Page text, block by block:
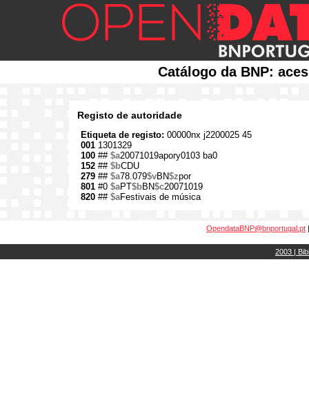
Catálogo da BNP:
Registo de autoridade
Etiqueta de registo: 00000nx j2200025 45
001 1301329
100 ## $a20071019apory0103 ba0
152 ## $bCDU
279 ## $a78.079$vBN$zpor
801 #0 $aPT$bBN$c20071019
820 ## $aFestivais de música
OpendataBNP@bnportugal.pt
2003 |